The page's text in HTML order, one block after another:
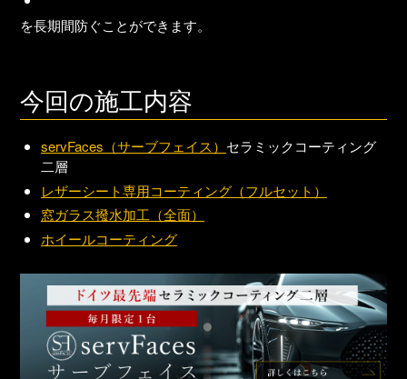
を長期間防ぐことができます。
今回の施工内容
servFaces（サーブフェイス） セラミックコーティング
二層
レザーシート専用コーティング（フルセット）
窓ガラス撥水加工（全面）
ホイールコーティング